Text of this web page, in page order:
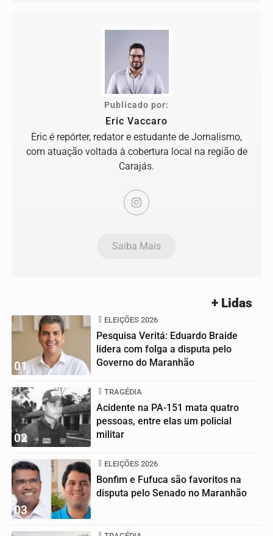
Publicado por:
Eric Vaccaro
Eric é repórter, redator e estudante de Jornalismo,
com atuação voltada à cobertura local na região de
Carajás.
Saiba Mais
+ Lidas
01
ELEIÇÕES 2026
Pesquisa Veritá: Eduardo Braide
lidera com folga a disputa pelo
Governo do Maranhão
02
TRAGÉDIA
Acidente na PA-151 mata quatro
pessoas, entre elas um policial
militar
03
ELEIÇÕES 2026
Bonfim e Fufuca são favoritos na
disputa pelo Senado no Maranhão